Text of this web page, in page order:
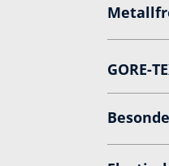
GORE-